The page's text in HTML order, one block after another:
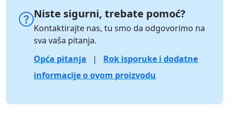
Niste sigurni, trebate pomoć?
Kontaktirajte nas, tu smo da odgovorimo na
sva vaša pitanja.
Opća pitanja
|
Rok isporuke i dodatne
informacije o ovom proizvodu